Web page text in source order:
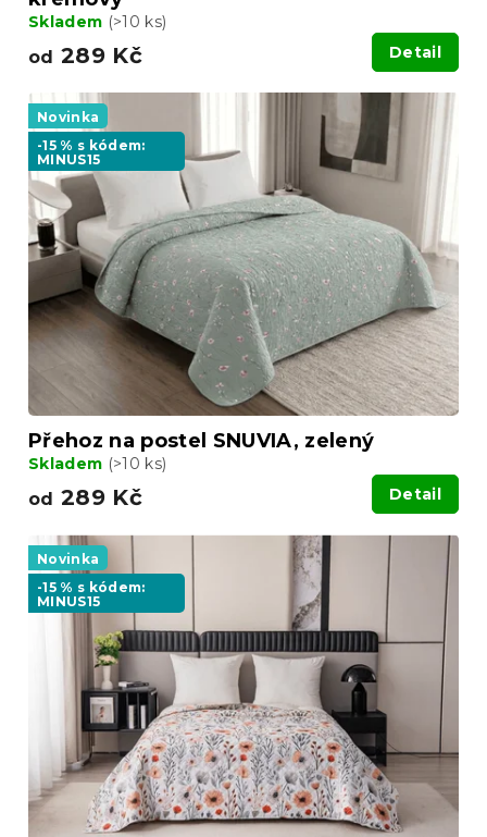
Skladem (>10 ks)
od 289 Kč Detail
Novinka
-15 % s kódem:
MINUS15
Přehoz na postel SNUVIA, zelený
Skladem (>10 ks)
od 289 Kč Detail
Novinka
-15 % s kódem:
MINUS15